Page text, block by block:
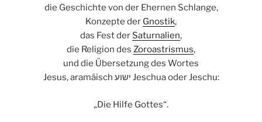
die Geschichte von der Ehernen Schlange,
Konzepte der Gnostik,
das Fest der Saturnalien,
die Religion des Zoroastrismus,
und die Übersetzung des Wortes
Jesus, aramäisch ישוע Jeschua oder Jeschu:
„Die Hilfe Gottes“.